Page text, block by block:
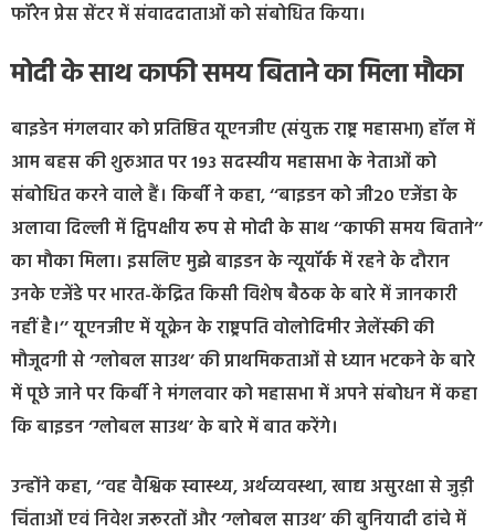
फॉरेन प्रेस सेंटर में संवाददाताओं को संबोधित किया।
मोदी के साथ काफी समय बिताने का मिला मौका
बाइडेन मंगलवार को प्रतिष्ठित यूएनजीए (संयुक्त राष्ट्र महासभा) हॉल में
आम बहस की शुरुआत पर 193 सदस्यीय महासभा के नेताओं को
संबोधित करने वाले हैं। किर्बी ने कहा, ‘‘बाइडन को जी20 एजेंडा के
अलावा दिल्ली में द्विपक्षीय रूप से मोदी के साथ ‘‘काफी समय बिताने’’
का मौका मिला। इसलिए मुझे बाइडन के न्यूयॉर्क में रहने के दौरान
उनके एजेंडे पर भारत-केंद्रित किसी विशेष बैठक के बारे में जानकारी
नहीं है।’’ यूएनजीए में यूक्रेन के राष्ट्रपति वोलोदिमीर जेलेंस्की की
मौजूदगी से ‘ग्लोबल साउथ’ की प्राथमिकताओं से ध्यान भटकने के बारे
में पूछे जाने पर किर्बी ने मंगलवार को महासभा में अपने संबोधन में कहा
कि बाइडन ‘ग्लोबल साउथ’ के बारे में बात करेंगे।
उन्होंने कहा, ‘‘वह वैश्विक स्वास्थ्य, अर्थव्यवस्था, खाद्य असुरक्षा से जुड़ी
चिंताओं एवं निवेश जरूरतों और ‘ग्लोबल साउथ’ की बुनियादी ढांचे में